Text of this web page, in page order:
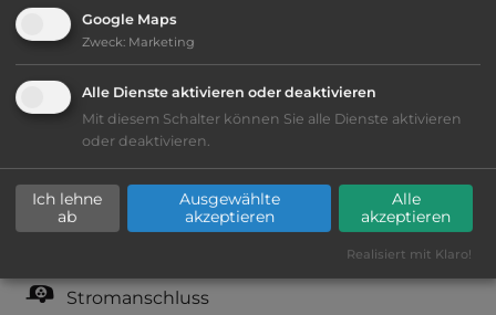
Lage: schön
Geräuschkulisse: überwiegend ruhig
kiesig, harter Grund
Grasgelände, Wiese
Stromanschluss
Google Maps
Zweck: Marketing
Alle Dienste aktivieren oder deaktivieren
Mit diesem Schalter können Sie alle Dienste aktivieren
oder deaktivieren.
Ich lehne
ab
Ausgewählte
akzeptieren
Alle
akzeptieren
Realisiert mit Klaro!